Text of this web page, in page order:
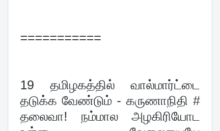
===========
19 தமிழகத்தில் வால்மார்ட்டை
தடுக்க வேண்டும் - கருணாநிதி #
தலைவா! நம்மால அழகிரியோட